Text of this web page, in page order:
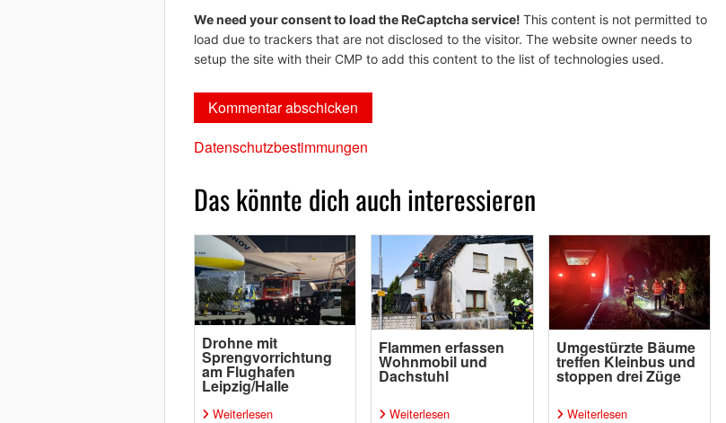
We need your consent to load the ReCaptcha service! This content is not permitted to
load due to trackers that are not disclosed to the visitor. The website owner needs to
setup the site with their CMP to add this content to the list of technologies used.
Datenschutzbestimmungen
Das könnte dich auch interessieren
Drohne mit
Sprengvorrichtung
am Flughafen
Leipzig/Halle
Weiterlesen
Flammen erfassen
Wohnmobil und
Dachstuhl
Weiterlesen
Umgestürzte Bäume
treffen Kleinbus und
stoppen drei Züge
Weiterlesen